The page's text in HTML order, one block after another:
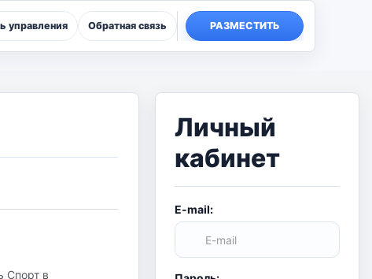
управления Обратная связь РАЗМЕСТИТЬ
Спорт в
Личный
кабинет
E-mail: